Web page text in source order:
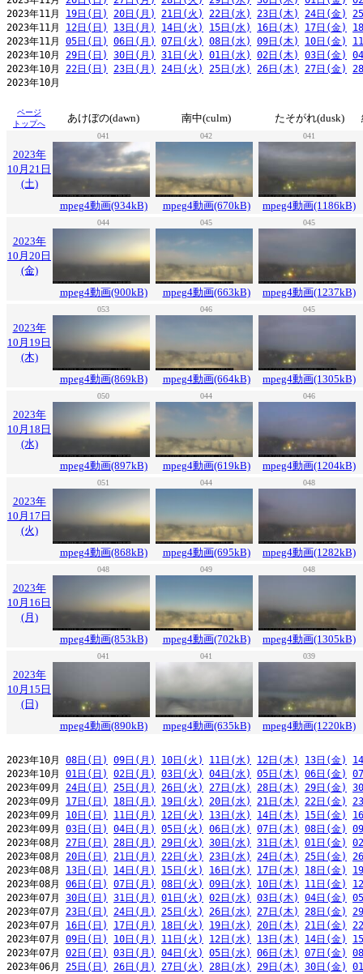
2023年11月 19日(日) 20日(月) 21日(火) 22日(水) 23日(木) 24日(金)
2023年11月 12日(日) 13日(月) 14日(火) 15日(水) 16日(木) 17日(金)
2023年11月 05日(日) 06日(月) 07日(火) 08日(水) 09日(木) 10日(金)
2023年10月 29日(日) 30日(月) 31日(火) 01日(水) 02日(木) 03日(金)
2023年10月 22日(日) 23日(月) 24日(火) 25日(水) 26日(木) 27日(金)
ページ
トップへ
あけぼの(dawn) 南中(culm) たそがれ(dusk)
041 042 041
2023年
10月21日
(土)
mpeg4動画(934kB)
mpeg4動画(670kB) mpeg4動画(1186kB)
044 045 045
2023年
10月20日
(金)
mpeg4動画(900kB)
mpeg4動画(663kB) mpeg4動画(1237kB)
053 046 045
2023年
10月19日
(木)
mpeg4動画(869kB)
mpeg4動画(664kB) mpeg4動画(1305kB)
050 044 046
2023年
10月18日
(水)
mpeg4動画(897kB)
mpeg4動画(619kB) mpeg4動画(1204kB)
051 044 048
2023年
10月17日
(火)
mpeg4動画(868kB)
mpeg4動画(695kB) mpeg4動画(1282kB)
048 049 048
2023年
10月16日
(月)
mpeg4動画(853kB)
mpeg4動画(702kB) mpeg4動画(1305kB)
041 041 039
2023年
10月15日
(日)
mpeg4動画(890kB)
mpeg4動画(635kB) mpeg4動画(1220kB)
2023年10月 08日(日) 09日(月) 10日(火) 11日(水) 12日(木) 13日(金)
2023年10月 01日(日) 02日(月) 03日(火) 04日(水) 05日(木) 06日(金)
2023年09月 24日(日) 25日(月) 26日(火) 27日(水) 28日(木) 29日(金)
2023年09月 17日(日) 18日(月) 19日(火) 20日(水) 21日(木) 22日(金)
2023年09月 10日(日) 11日(月) 12日(火) 13日(水) 14日(木) 15日(金)
2023年09月 03日(日) 04日(月) 05日(火) 06日(水) 07日(木) 08日(金)
2023年08月 27日(日) 28日(月) 29日(火) 30日(水) 31日(木) 01日(金)
2023年08月 20日(日) 21日(月) 22日(火) 23日(水) 24日(木) 25日(金)
2023年08月 13日(日) 14日(月) 15日(火) 16日(水) 17日(木) 18日(金)
2023年08月 06日(日) 07日(月) 08日(火) 09日(水) 10日(木) 11日(金)
2023年07月 30日(日) 31日(月) 01日(火) 02日(水) 03日(木) 04日(金)
2023年07月 23日(日) 24日(月) 25日(火) 26日(水) 27日(木) 28日(金)
2023年07月 16日(日) 17日(月) 18日(火) 19日(水) 20日(木) 21日(金)
2023年07月 09日(日) 10日(月) 11日(火) 12日(水) 13日(木) 14日(金)
2023年07月 02日(日) 03日(月) 04日(火) 05日(水) 06日(木) 07日(金)
2023年06月 25日(日) 26日(月) 27日(火) 28日(水) 29日(木) 30日(金)